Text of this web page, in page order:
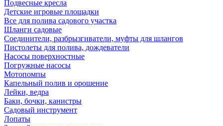
Подвесные кресла
Детские игровые площадки
Все для полива садового участка
Шланги садовые
Соединители, разбрызгиватели, муфты для шлангов
Пистолеты для полива, дождеватели
Насосы поверхностные
Погружные насосы
Мотопомпы
Капельный полив и орошение
Лейки, ведра
Баки, бочки, канистры
Садовый инструмент
Лопаты